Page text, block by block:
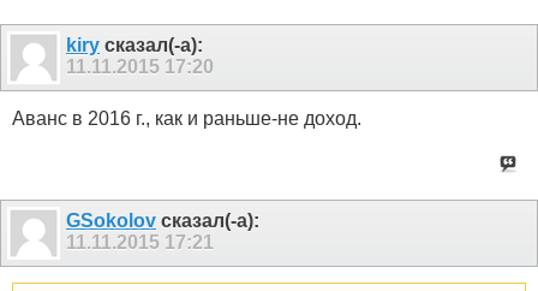
kiry сказал(-а):
11.11.2015 17:20
Аванс в 2016 г., как и раньше-не доход.
GSokolov сказал(-а):
11.11.2015 17:21